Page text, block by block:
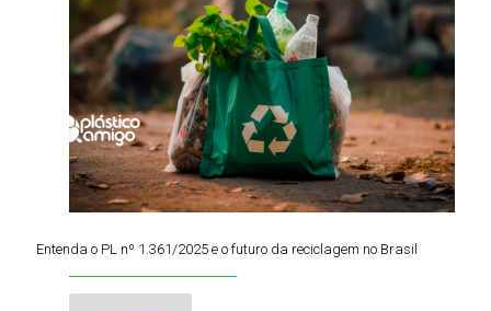
Entenda o PL nº 1.361/2025 e o futuro da reciclagem no Brasil